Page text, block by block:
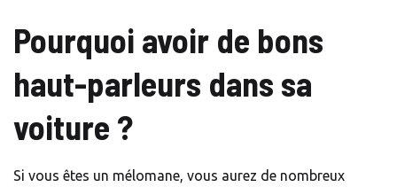
Pourquoi avoir de bons
haut-parleurs dans sa
voiture ?
Si vous êtes un mélomane, vous aurez de nombreux